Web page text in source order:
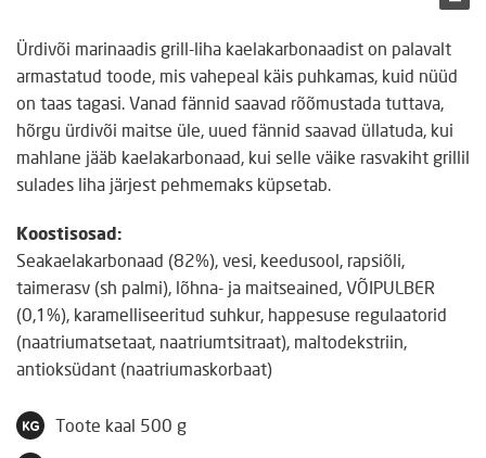
Ürdivõi marinaadis grill-liha kaelakarbonaadist on palavalt
armastatud toode, mis vahepeal käis puhkamas, kuid nüüd
on taas tagasi. Vanad fännid saavad rõõmustada tuttava,
hõrgu ürdivõi maitse üle, uued fännid saavad üllatuda, kui
mahlane jääb kaelakarbonaad, kui selle väike rasvakiht grillil
sulades liha järjest pehmemaks küpsetab.
Koostisosad:
Seakaelakarbonaad (82%), vesi, keedusool, rapsiõli,
taimerasv (sh palmi), lõhna- ja maitseained, VÕIPULBER
(0,1%), karamelliseeritud suhkur, happesuse regulaatorid
(naatriumatsetaat, naatriumtsitraat), maltodekstriin,
antioksüdant (naatriumaskorbaat)
Toote kaal 500 g